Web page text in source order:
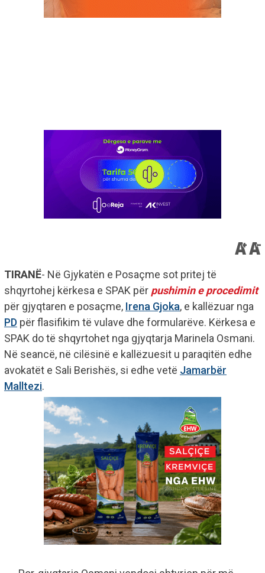
TIRANË- Në Gjykatën e Posaçme sot pritej të
shqyrtohej kërkesa e SPAK për pushimin e procedimit
për gjyqtaren e posaçme, Irena Gjoka, e kallëzuar nga
PD për flasifikim të vulave dhe formularëve. Kërkesa e
SPAK do të shqyrtohet nga gjyqtarja Marinela Osmani.
Në seancë, në cilësinë e kallëzuesit u paraqitën edhe
avokatët e Sali Berishës, si edhe vetë Jamarbër
Malltezi.